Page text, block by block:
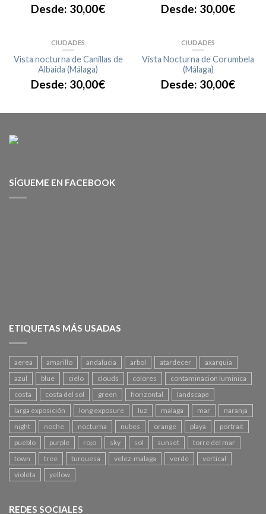
Desde: 30,00€ Desde: 30,00€
CIUDADES
Vista nocturna de Canillas de
Albaida (Málaga)
Desde: 30,00€
CIUDADES
Vista Nocturna de Corumbela
(Málaga)
Desde: 30,00€
SÍGUEME EN FACEBOOK
ETIQUETAS MÁS USADAS
aerea amarillo andalucia arbol atardecer
axarquia
azul
blue cielo clouds colores
contaminacion luminica
costa
costa del sol green horizontal
landscape
larga exposición
long exposure luz malaga mar
naranja
night
noche nocturna nubes orange playa
portrait
pueblo
purple rojo sky sol sunset
torre del mar
town
tree turquesa velez-malaga verde
vertical
violeta
yellow
REDES SOCIALES